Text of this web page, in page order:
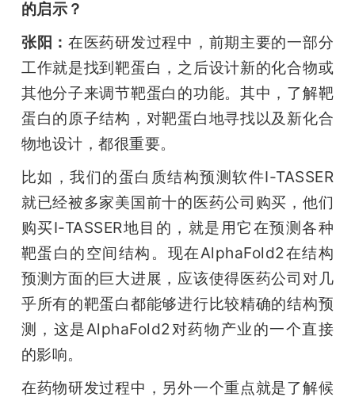
的启示？
张阳：在医药研发过程中，前期主要的一部分
工作就是找到靶蛋白，之后设计新的化合物或
其他分子来调节靶蛋白的功能。其中，了解靶
蛋白的原子结构，对靶蛋白地寻找以及新化合
物地设计，都很重要。
比如，我们的蛋白质结构预测软件I-TASSER
就已经被多家美国前十的医药公司购买，他们
购买I-TASSER地目的，就是用它在预测各种
靶蛋白的空间结构。现在AlphaFold2在结构
预测方面的巨大进展，应该使得医药公司对几
乎所有的靶蛋白都能够进行比较精确的结构预
测，这是AlphaFold2对药物产业的一个直接
的影响。
在药物研发过程中，另外一个重点就是了解候